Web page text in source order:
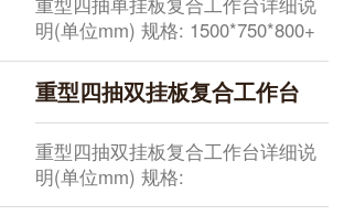
重型四抽单挂板复合工作台详细说
明(单位mm) 规格: 1500*750*800+
500 ，1800*750*800+ 500 ，
2100*750*800+ 500 ，现货供应 其
他规格需要定做 桌面: 总厚50mm由
2mm绿色耐磨胶片+48mm高密度板
+黑色pvc胶条
重型四抽双挂板复合工作台
重型四抽双挂板复合工作台详细说
明(单位mm) 规格: